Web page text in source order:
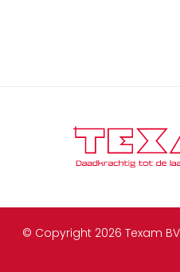
© Copyright 2026 Texam